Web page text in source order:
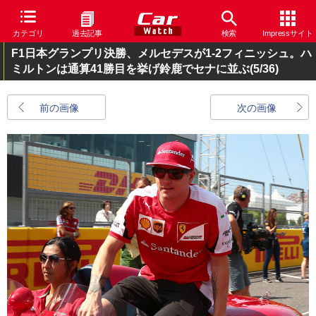
カテゴリ 過去記事 検索 Impressサイト
F1日本グランプリ決勝、メルセデスが1-2フィニッシュ。ハ
ミルトンは通算41勝目を挙げ鈴鹿でセナに並ぶ(5/36)
前の画像 次の画像